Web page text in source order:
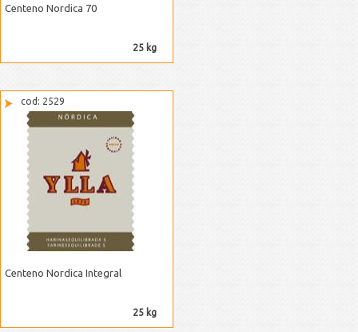
Centeno Nordica 70
25 kg
cod: 2529
Centeno Nordica Integral
25 kg